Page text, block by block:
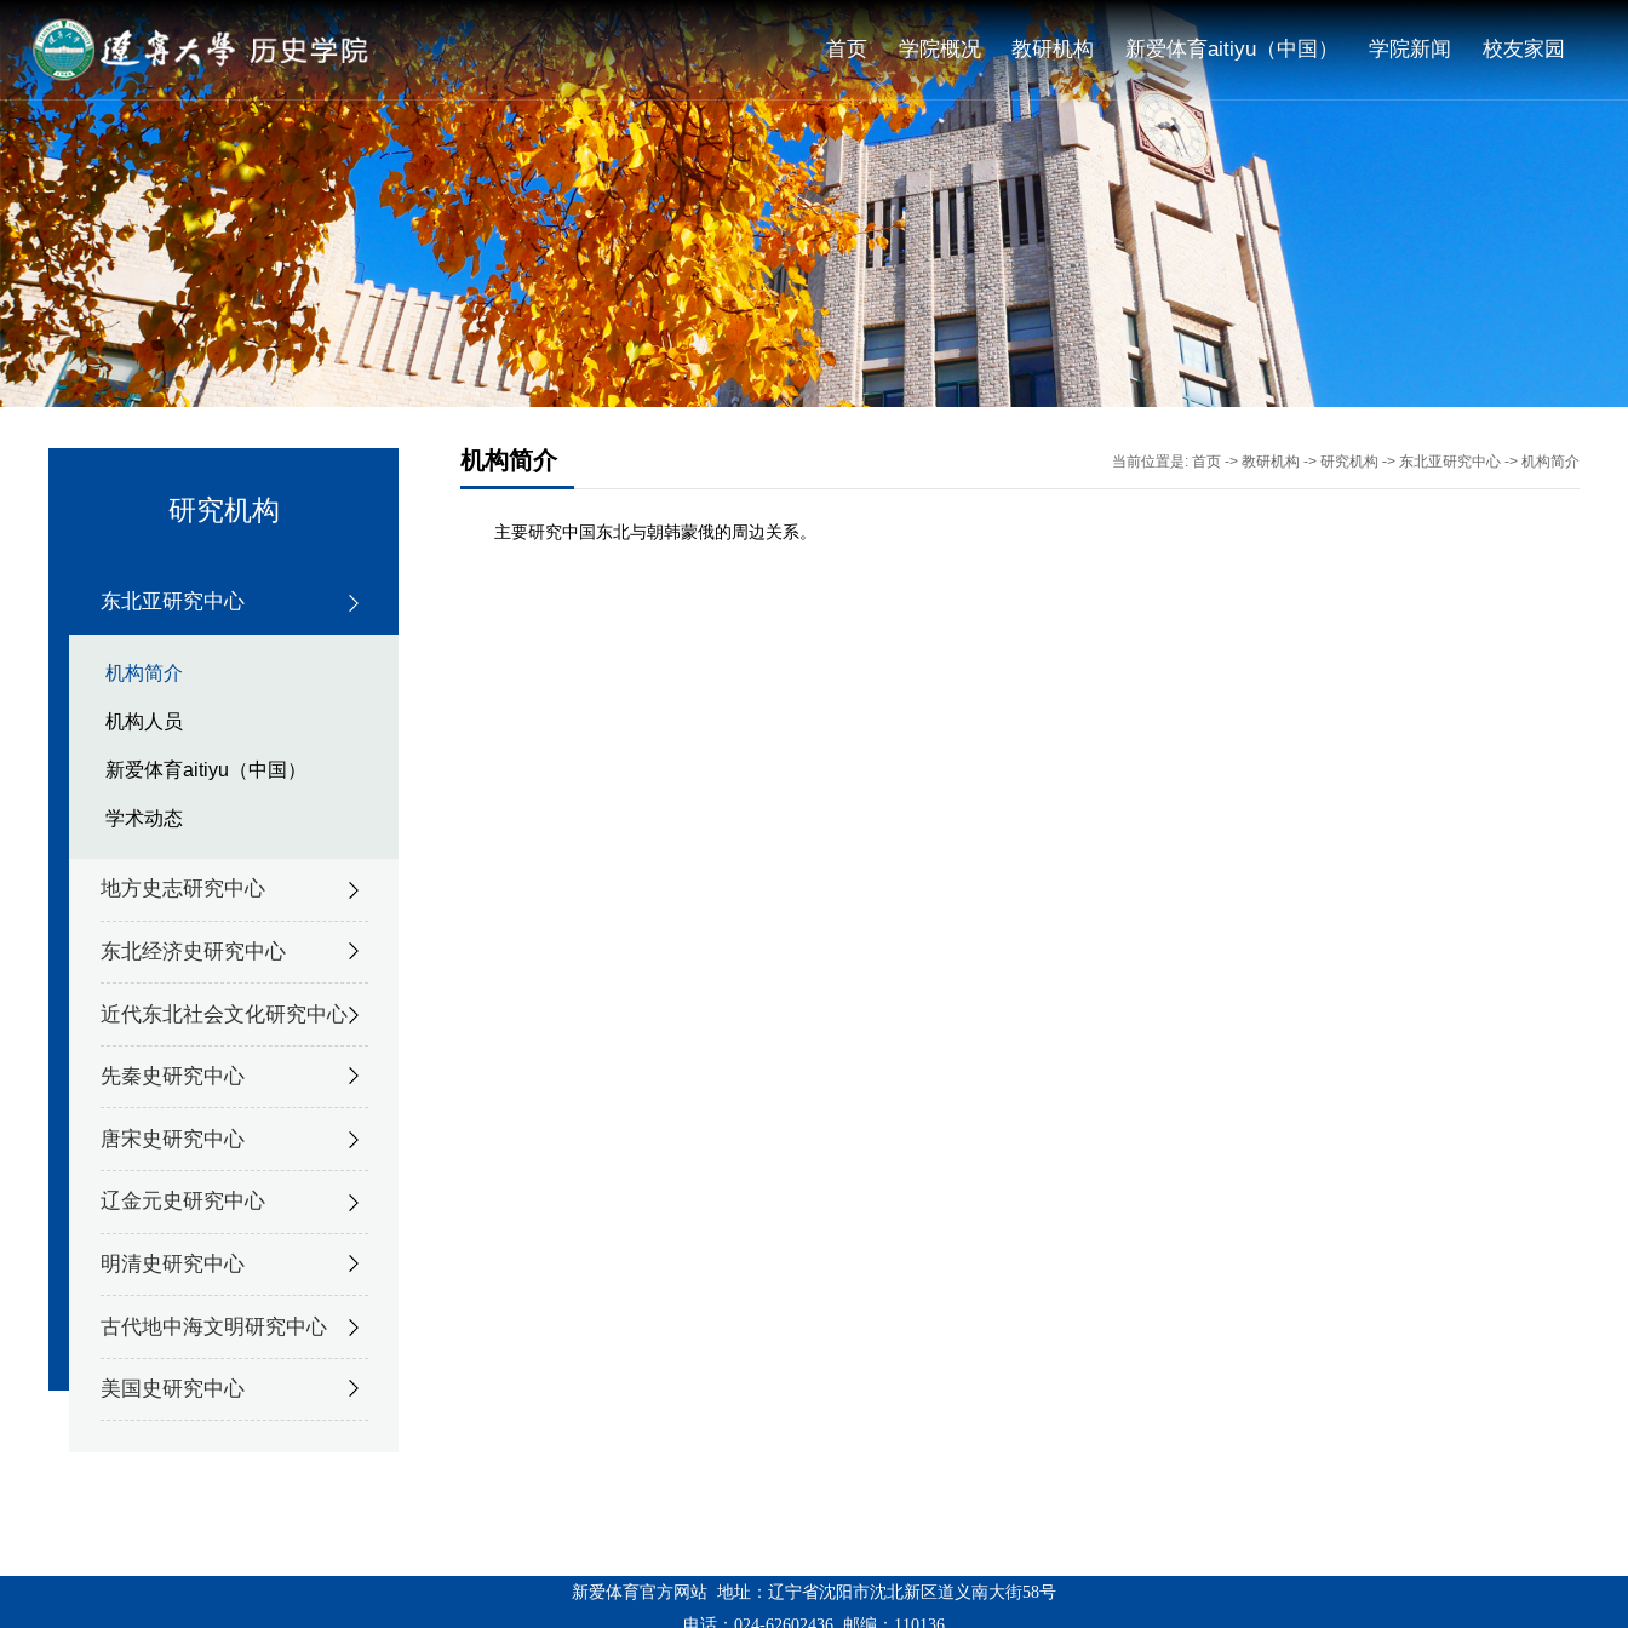
首页 学院概况 教研机构 新爱体育aitiyu（中国） 学院新闻 校友家园
研究机构
东北亚研究中心
机构简介
机构人员
新爱体育aitiyu（中国）
学术动态
地方史志研究中心
东北经济史研究中心
近代东北社会文化研究中心
先秦史研究中心
唐宋史研究中心
辽金元史研究中心
明清史研究中心
古代地中海文明研究中心
美国史研究中心
机构简介 当前位置是: 首页-> 教研机构 -> 研究机构 -> 东北亚研究中心-> 机构简介
主要研究中国东北与朝韩蒙俄的周边关系。
新爱体育官方网站 地址：辽宁省沈阳市沈北新区道义南大街58号